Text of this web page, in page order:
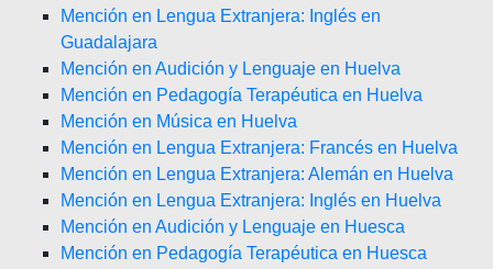
Mención en Lengua Extranjera: Inglés en
Guadalajara
Mención en Audición y Lenguaje en Huelva
Mención en Pedagogía Terapéutica en Huelva
Mención en Música en Huelva
Mención en Lengua Extranjera: Francés en Huelva
Mención en Lengua Extranjera: Alemán en Huelva
Mención en Lengua Extranjera: Inglés en Huelva
Mención en Audición y Lenguaje en Huesca
Mención en Pedagogía Terapéutica en Huesca